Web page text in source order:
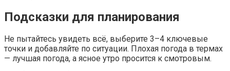
Подсказки для планирования
Не пытайтесь увидеть всё, выберите 3–4 ключевые
точки и добавляйте по ситуации. Плохая погода в термах
— лучшая погода, а ясное утро просится к смотровым.